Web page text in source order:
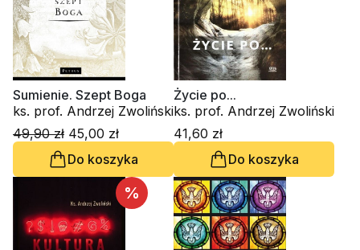
Sumienie. Szept Boga
ks. prof. Andrzej Zwoliński
49,90 zł 45,00 zł
Do koszyka
Życie po...
ks. prof. Andrzej Zwoliński
41,60 zł
Do koszyka
%